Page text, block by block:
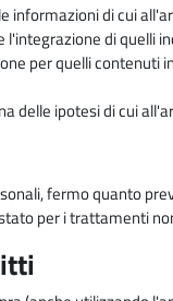
informazioni di cui
di quelli
per quelli
delle ipotesi di cui
fermo quanto
per i trattamenti